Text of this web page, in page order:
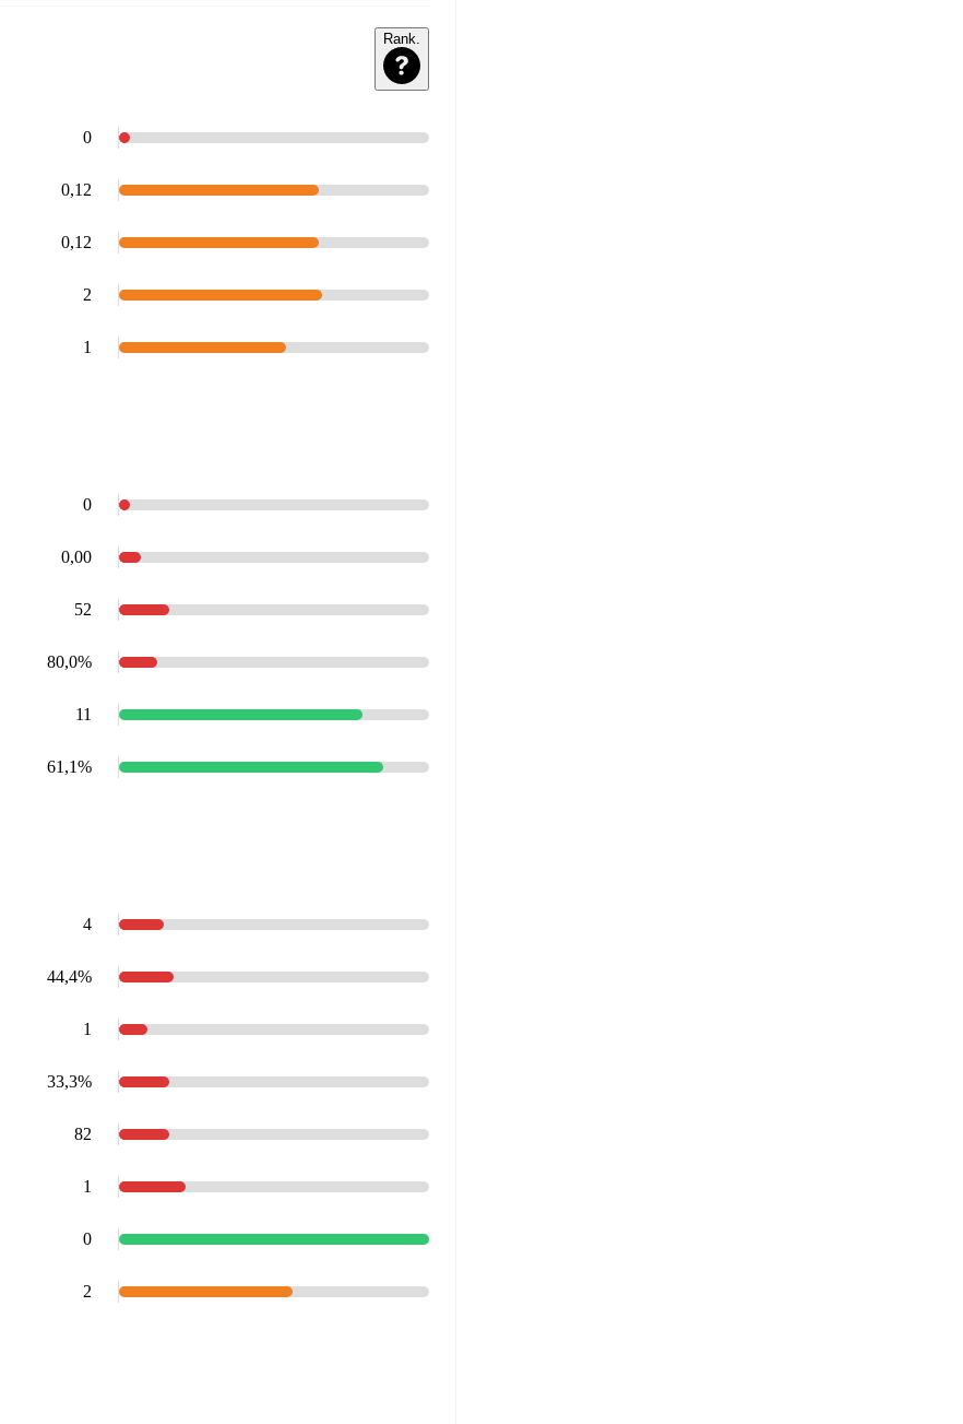
Rank.
0
0,12
0,12
2
1
0
0,00
52
80,0%
11
61,1%
4
44,4%
1
33,3%
82
1
0
2